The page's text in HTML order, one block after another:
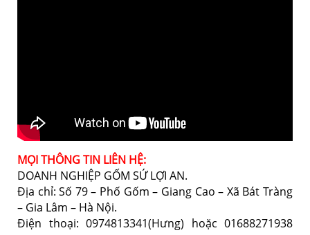
MỌI THÔNG TIN LIÊN HỆ:
DOANH NGHIỆP GỐM SỨ LỢI AN.
Địa chỉ: Số 79 – Phố Gốm – Giang Cao – Xã Bát Tràng
– Gia Lâm – Hà Nội.
Điện thoại: 0974813341(Hưng) hoặc 01688271938